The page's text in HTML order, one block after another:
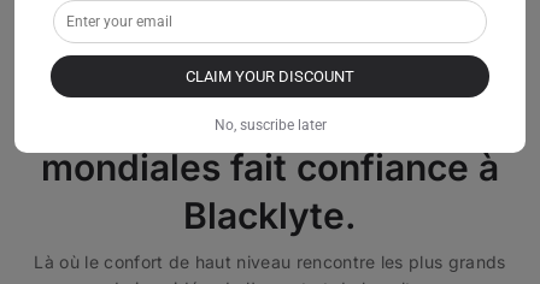
Un réseau en pleine
expansion composé des
plus grandes marques
mondiales fait confiance à
Blacklyte.
Là où le confort de haut niveau rencontre les plus grands
CLAIM YOUR DISCOUNT
No, suscribe later